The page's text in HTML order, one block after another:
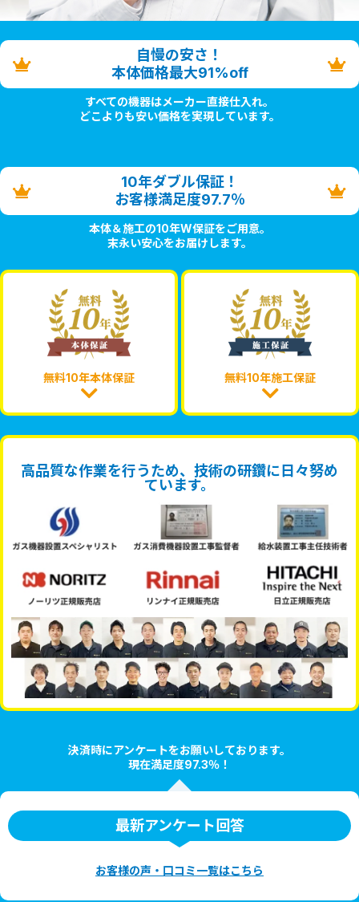
自慢の安さ！
本体価格最大91%off
すべての機器はメーカー直接仕入れ。
どこよりも安い価格を実現しています。
10年ダブル保証！
お客様満足度97.7％
本体＆施工の10年W保証をご用意。
末永い安心をお届けします。
無料10年本体保証 無料10年施工保証
高品質な作業を行うため、技術の研鑽に日々努め
ています。
決済時にアンケートをお願いしております。
現在満足度97.3％！
最新アンケート回答
お客様の声・口コミ一覧はこちら